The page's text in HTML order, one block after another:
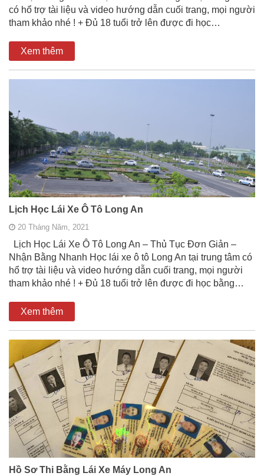
có hổ trợ tài liệu và video hướng dẫn cuối trang, mọi người
tham khảo nhé ! + Đủ 18 tuổi trở lên được đi học…
Xem thêm
Lịch Học Lái Xe Ô Tô Long An
20 Tháng Năm, 2021
Lịch Học Lái Xe Ô Tô Long An – Thủ Tục Đơn Giản –
Nhận Bằng Nhanh Học lái xe ô tô Long An tại trung tâm có
hổ trợ tài liệu và video hướng dẫn cuối trang, mọi người
tham khảo nhé ! + Đủ 18 tuổi trở lên được đi học bằng…
Xem thêm
Hồ Sơ Thi Bằng Lái Xe Máy Long An